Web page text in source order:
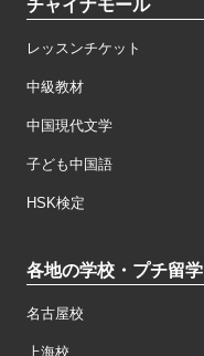
チャイナモール
レッスンチケット
中級教材
中国現代文学
子ども中国語
HSK検定
各地の学校・プチ留学
名古屋校
上海校